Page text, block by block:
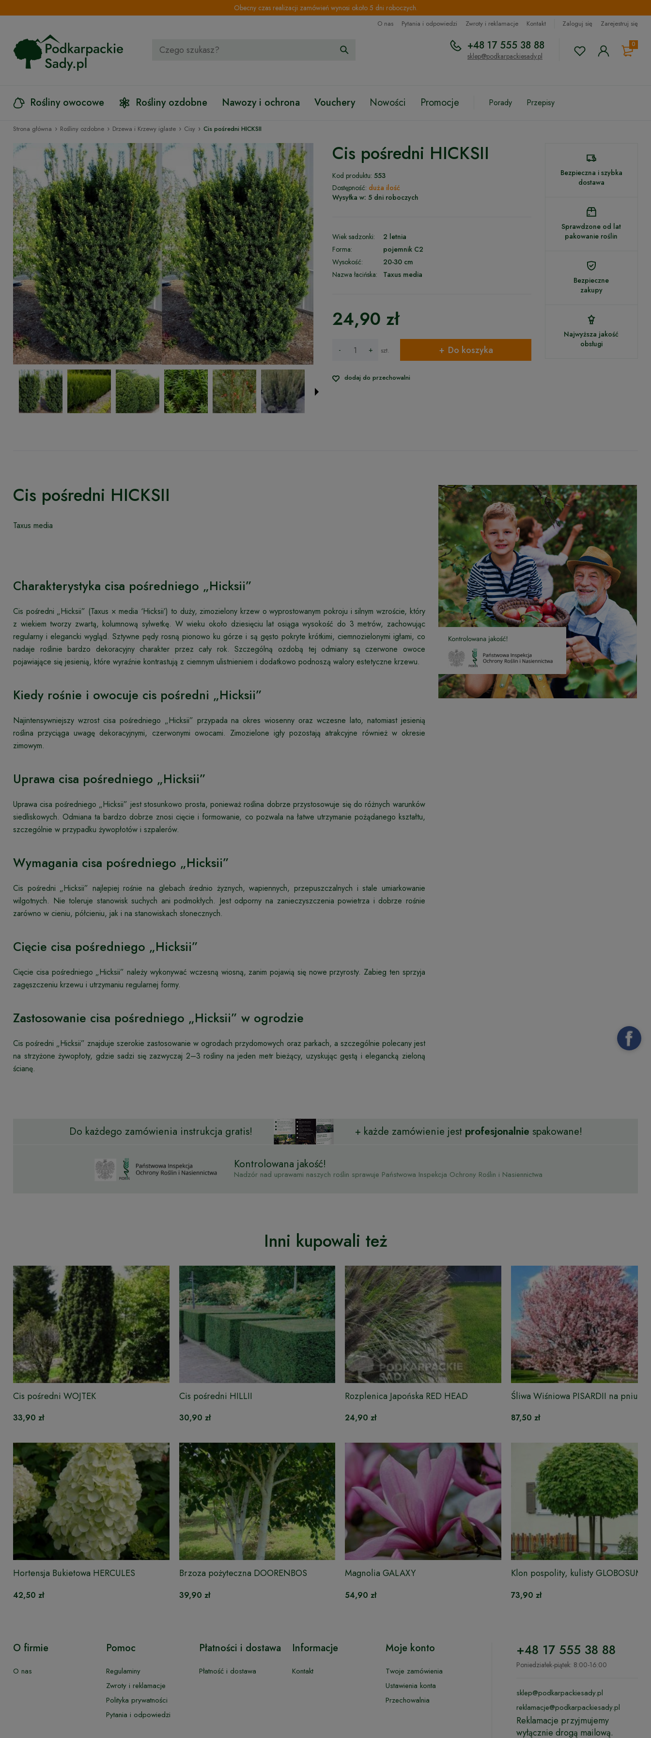
Obecny czas realizacji zamówień wynosi około 5 dni roboczych.
O nas Pytania i odpowiedzi Zwroty i reklamacje Kontakt Zaloguj się Zarejestruj się
0
+48 17 555 38 88
sklep@podkarpackiesady.pl
Rośliny owocowe Rośliny ozdobne Nawozy i ochrona Vouchery Nowości Promocje Porady Przepisy
Strona główna › Rośliny ozdobne › Drzewa i Krzewy iglaste › Cisy › Cis pośredni HICKSII
Cis pośredni HICKSII
Kod produktu: 553
Dostępność: duża ilość
Wysyłka w: 5 dni roboczych
Wiek sadzonki:
2 letnia
Forma:
pojemnik C2
Wysokość:
20-30 cm
Nazwa łacińska:
Taxus media
24,90 zł
- + szt. Do koszyka
dodaj do przechowalni
Bezpieczna i szybka
dostawa
Sprawdzone od lat
pakowanie roślin
Bezpieczne
zakupy
Najwyższa jakość
obsługi
Cis pośredni HICKSII
Taxus media
Charakterystyka cisa pośredniego „Hicksii”
Cis pośredni „Hicksii” (Taxus × media ‘Hicksii’) to duży, zimozielony krzew o wyprostowanym pokroju i silnym wzroście, który
z wiekiem tworzy zwartą, kolumnową sylwetkę. W wieku około dziesięciu lat osiąga wysokość do 3 metrów, zachowując
regularny i elegancki wygląd. Sztywne pędy rosną pionowo ku górze i są gęsto pokryte krótkimi, ciemnozielonymi igłami, co
nadaje roślinie bardzo dekoracyjny charakter przez cały rok. Szczególną ozdobą tej odmiany są czerwone owoce
pojawiające się jesienią, które wyraźnie kontrastują z ciemnym ulistnieniem i dodatkowo podnoszą walory estetyczne krzewu.
Kiedy rośnie i owocuje cis pośredni „Hicksii”
Najintensywniejszy wzrost cisa pośredniego „Hicksii” przypada na okres wiosenny oraz wczesne lato, natomiast jesienią
roślina przyciąga uwagę dekoracyjnymi, czerwonymi owocami. Zimozielone igły pozostają atrakcyjne również w okresie
zimowym.
Uprawa cisa pośredniego „Hicksii”
Uprawa cisa pośredniego „Hicksii” jest stosunkowo prosta, ponieważ roślina dobrze przystosowuje się do różnych warunków
siedliskowych. Odmiana ta bardzo dobrze znosi cięcie i formowanie, co pozwala na łatwe utrzymanie pożądanego kształtu,
szczególnie w przypadku żywopłotów i szpalerów.
Wymagania cisa pośredniego „Hicksii”
Cis pośredni „Hicksii” najlepiej rośnie na glebach średnio żyznych, wapiennych, przepuszczalnych i stale umiarkowanie
wilgotnych. Nie toleruje stanowisk suchych ani podmokłych. Jest odporny na zanieczyszczenia powietrza i dobrze rośnie
zarówno w cieniu, półcieniu, jak i na stanowiskach słonecznych.
Cięcie cisa pośredniego „Hicksii”
Cięcie cisa pośredniego „Hicksii” należy wykonywać wczesną wiosną, zanim pojawią się nowe przyrosty. Zabieg ten sprzyja
zagęszczeniu krzewu i utrzymaniu regularnej formy.
Zastosowanie cisa pośredniego „Hicksii” w ogrodzie
Cis pośredni „Hicksii” znajduje szerokie zastosowanie w ogrodach przydomowych oraz parkach, a szczególnie polecany jest
na strzyżone żywopłoty, gdzie sadzi się zazwyczaj 2–3 rośliny na jeden metr bieżący, uzyskując gęstą i elegancką zieloną
ścianę.
Do każdego zamówienia instrukcja gratis! + każde zamówienie jest profesjonalnie spakowane!
Kontrolowana jakość!
Nadzór nad uprawami naszych roślin sprawuje Państwowa Inspekcja Ochrony Roślin i Nasiennictwa
Inni kupowali też
Cis pośredni WOJTEK
33,90 zł
Cis pośredni HILLII
30,90 zł
Rozplenica Japońska RED HEAD
24,90 zł
Śliwa Wiśniowa PISARDII na pniu
87,50 zł
Hortensja Bukietowa HERCULES
42,50 zł
Brzoza pożyteczna DOORENBOS
39,90 zł
Magnolia GALAXY
54,90 zł
Klon pospolity, kulisty GLOBOSUM
73,90 zł
O firmie
O nas
Pomoc
Regulaminy
Zwroty i reklamacje
Polityka prywatności
Pytania i odpowiedzi
Płatności i dostawa
Płatność i dostawa
Informacje
Kontakt
Moje konto
Twoje zamówienia
Ustawienia konta
Przechowalnia
+48 17 555 38 88
Poniedziałek-piątek: 8:00-16:00
sklep@podkarpackiesady.pl
reklamacje@podkarpackiesady.pl
Reklamacje przyjmujemy
wyłącznie drogą mailową.